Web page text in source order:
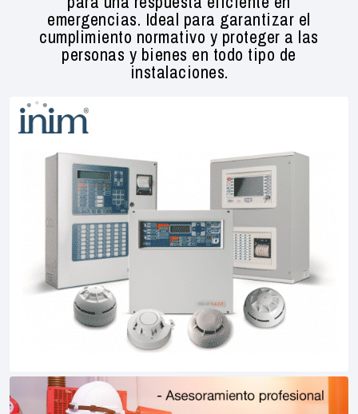
emergencias. Ideal para garantizar el
cumplimiento normativo y proteger a las
personas y bienes en todo tipo de
instalaciones.